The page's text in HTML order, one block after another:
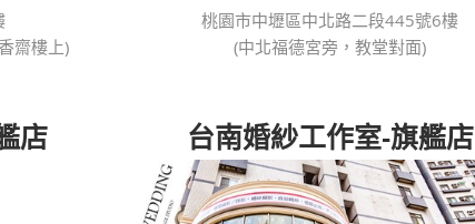
齋樓上)
桃園市中壢區中北路二段445號6樓
(中北福德宮旁，教堂對面)
店 台南婚紗工作室-旗艦店